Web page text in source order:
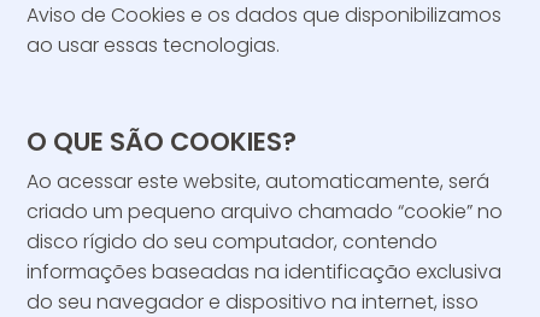
Aviso de Cookies e os dados que disponibilizamos
ao usar essas tecnologias.
O QUE SÃO COOKIES?
Ao acessar este website, automaticamente, será
criado um pequeno arquivo chamado “cookie” no
disco rígido do seu computador, contendo
informações baseadas na identificação exclusiva
do seu navegador e dispositivo na internet, isso